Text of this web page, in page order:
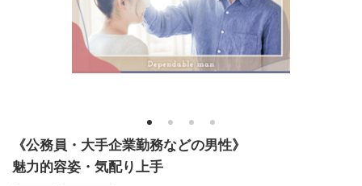
1 2 3 4
《公務員・大手企業勤務などの男性》
魅力的容姿・気配り上手